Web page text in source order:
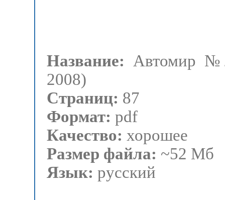
Название: Автомир
2008)
Страниц: 87
Формат: pdf
Качество: хорошее
Размер файла: ~52 Мб
Язык: русский